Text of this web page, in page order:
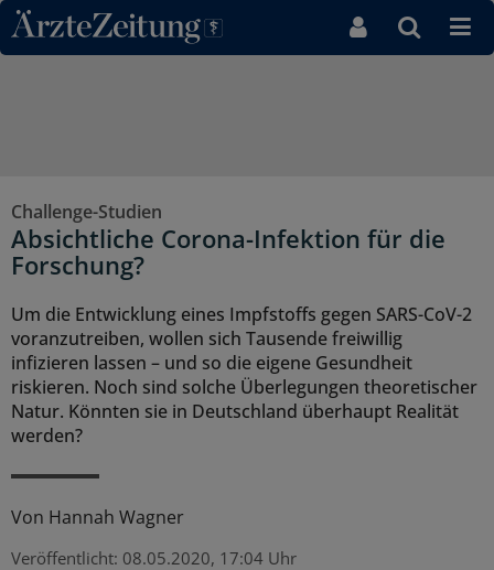
Direkt zum Inhaltsbereich
Challenge-Studien
Absichtliche Corona-Infektion für die
Forschung?
Um die Entwicklung eines Impfstoffs gegen SARS-CoV-2
voranzutreiben, wollen sich Tausende freiwillig
infizieren lassen – und so die eigene Gesundheit
riskieren. Noch sind solche Überlegungen theoretischer
Natur. Könnten sie in Deutschland überhaupt Realität
werden?
Von Hannah Wagner
Veröffentlicht: 08.05.2020, 17:04 Uhr